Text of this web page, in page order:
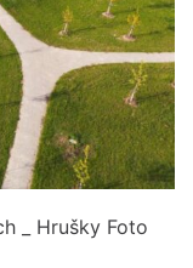
_ Hrušky Foto